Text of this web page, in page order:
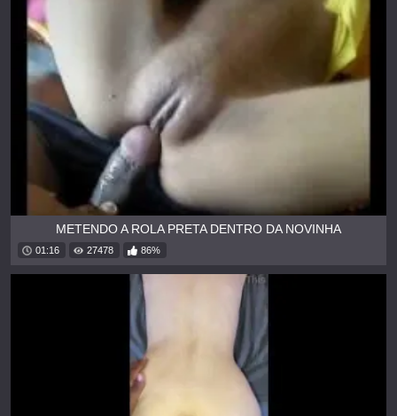
METENDO A ROLA PRETA DENTRO DA NOVINHA
01:16 27478 86%